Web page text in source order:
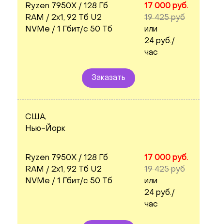
Ryzen 7950X / 128 Гб
RAM / 2x1, 92 Тб U2
NVMe / 1 Гбит/с 50 Тб
17 000 руб.
19 425 руб
или
24 руб./
час
Заказать
США,
Нью-Йорк
Ryzen 7950X / 128 Гб
RAM / 2x1, 92 Тб U2
NVMe / 1 Гбит/с 50 Тб
17 000 руб.
19 425 руб
или
24 руб./
час